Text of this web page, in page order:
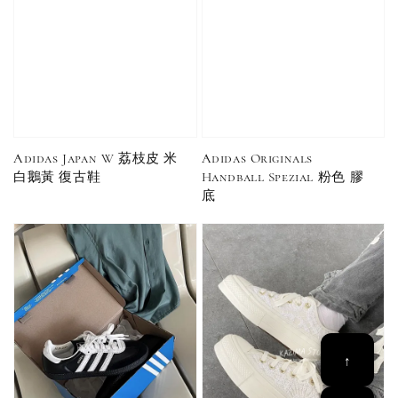
Adidas Japan W 荔枝皮 米
白鵝黃 復古鞋
Adidas Originals
Handball Spezial 粉色 膠
底
↑